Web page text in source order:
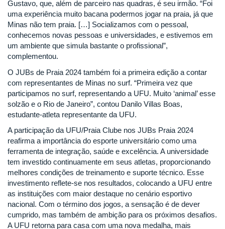
Gustavo, que, além de parceiro nas quadras, é seu irmão. “Foi
uma experiência muito bacana podermos jogar na praia, já que
Minas não tem praia. […] Socializamos com o pessoal,
conhecemos novas pessoas e universidades, e estivemos em
um ambiente que simula bastante o profissional”,
complementou.
O JUBs de Praia 2024 também foi a primeira edição a contar
com representantes de Minas no surf. “Primeira vez que
participamos no surf, representando a UFU. Muito ‘animal’ esse
solzão e o Rio de Janeiro”, contou Danilo Villas Boas,
estudante-atleta representante da UFU.
A participação da UFU/Praia Clube nos JUBs Praia 2024
reafirma a importância do esporte universitário como uma
ferramenta de integração, saúde e excelência. A universidade
tem investido continuamente em seus atletas, proporcionando
melhores condições de treinamento e suporte técnico. Esse
investimento reflete-se nos resultados, colocando a UFU entre
as instituições com maior destaque no cenário esportivo
nacional. Com o término dos jogos, a sensação é de dever
cumprido, mas também de ambição para os próximos desafios.
A UFU retorna para casa com uma nova medalha, mais